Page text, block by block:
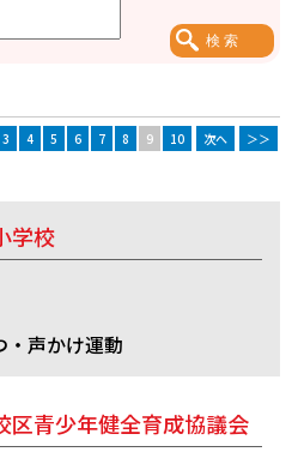
3 4 5 6 7 8 9 10 次へ ＞＞
学校
・声かけ運動
区青少年健全育成協議会